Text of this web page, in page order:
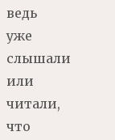
ведь
уже
слышали
или
читали,
что